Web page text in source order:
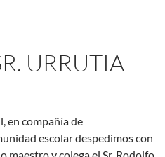
URRUTIA
en compañía de
escolar despedimos con